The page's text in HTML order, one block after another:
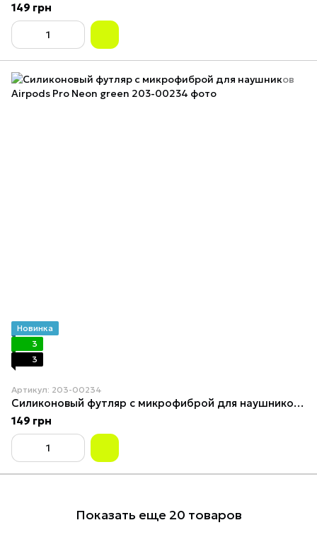
149 грн
Новинка
3
3
Артикул: 203-00234
Силиконовый футляр с микрофиброй для наушников Airpods Pro Neon green
149 грн
Показать еще 20 товаров